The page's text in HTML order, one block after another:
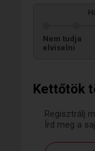
Kettőtök
Regisztrálj
Írd meg a
Nem tudja
elviselni